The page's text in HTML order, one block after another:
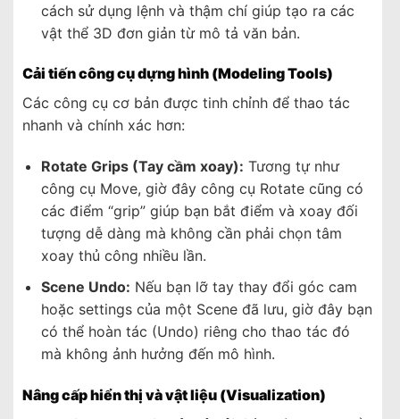
cách sử dụng lệnh và thậm chí giúp tạo ra các
vật thể 3D đơn giản từ mô tả văn bản.
Cải tiến công cụ dựng hình (Modeling Tools)
Các công cụ cơ bản được tinh chỉnh để thao tác
nhanh và chính xác hơn:
Rotate Grips (Tay cầm xoay): Tương tự như
công cụ Move, giờ đây công cụ Rotate cũng có
các điểm “grip” giúp bạn bắt điểm và xoay đối
tượng dễ dàng mà không cần phải chọn tâm
xoay thủ công nhiều lần.
Scene Undo: Nếu bạn lỡ tay thay đổi góc cam
hoặc settings của một Scene đã lưu, giờ đây bạn
có thể hoàn tác (Undo) riêng cho thao tác đó
mà không ảnh hưởng đến mô hình.
Nâng cấp hiển thị và vật liệu (Visualization)